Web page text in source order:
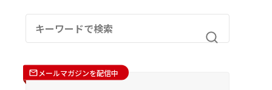
メールマガジンを配信中